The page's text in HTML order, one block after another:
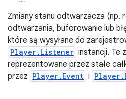
Zmiany stanu odtwarzacza (np.
odtwarzania, buforowanie lub
które są wysyłane do
Player.Listener instancji. Te
reprezentowane przez stałe
przez Player.Event i